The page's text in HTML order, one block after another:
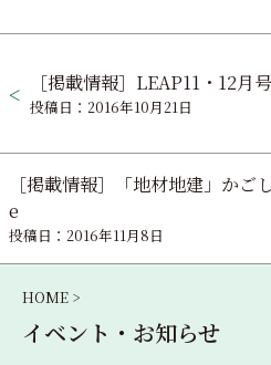
稿
ビ
ゲ
ー
シ
ョ
［掲載情報］LEAP11・12月号
投稿日：2016年10月21日
［掲載情報］「地材地建」か
e
投稿日：2016年11月8日
HOME >
イベント・お知らせ